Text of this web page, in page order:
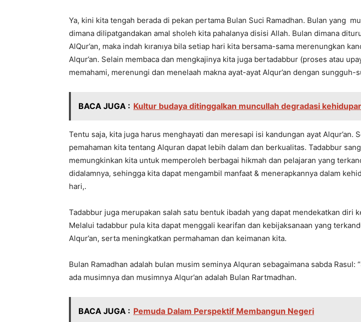
Ya, kini kita tengah berada di pekan pertama Bulan Suci Ramadhan. Bulan yang
dimana dilipatgandakan amal sholeh kita pahalanya disisi Allah. Bulan dimana
AlQur’an, maka indah kıranıya bila setiap hari kita bersama-sama merenungkan
Alqur’an. Selain membaca dan mengkajinya kita juga bertadabbur (proses atau
memahami, merenungi dan menelaah makna ayat-ayat Alqur’an dengan sungguh-
BACA JUGA : Kultur budaya ditinggalkan muncullah degradasi
Tentu saja, kita juga harus menghayati dan meresapi isi kandungan ayat Alqur’an.
pemahaman kita tentang Alquran dapat lebih dalam dan berkualitas. Tadabbur
memungkinkan kita untuk memperoleh berbagai hikmah dan pelajaran yang
didalamnya, sehingga kita dapat mengambil manfaat & menerapkannya dalam
hari,.
Tadabbur juga merupakan salah satu bentuk ibadah yang dapat mendekatkan diri
Melalui tadabbur pula kita dapat menggali kearifan dan kebijaksanaan yang
Alqur’an, serta meningkatkan permahaman dan keimanan kita.
Bulan Ramadhan adalah bulan musim seminya Alquran sebagaimana sabda Rasul:
ada musimnya dan musimnya Alqur’an adalah Bulan Rartmadhan.
BACA JUGA : Pemuda Dalam Perspektif Membangun Negeri